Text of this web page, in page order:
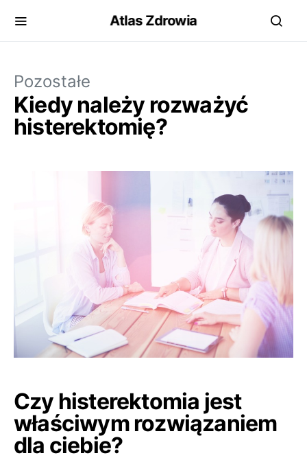
Atlas Zdrowia
Pozostałe
Kiedy należy rozważyć
histerektomię?
Czy histerektomia jest
właściwym rozwiązaniem
dla ciebie?